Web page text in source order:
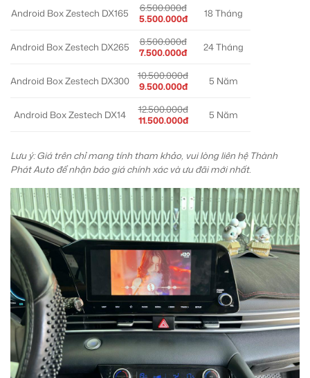
Android Box Zestech DX165
6.500.000đ
5.500.000đ
18 Tháng
Android Box Zestech DX265
8.500.000đ
7.500.000đ
24 Tháng
Android Box Zestech DX300
10.500.000đ
9.500.000đ
5 Năm
Android Box Zestech DX14
12.500.000đ
11.500.000đ
5 Năm
Lưu ý: Giá trên chỉ mang tính tham khảo, vui lòng liên hệ Thành
Phát Auto để nhận báo giá chính xác và ưu đãi mới nhất.